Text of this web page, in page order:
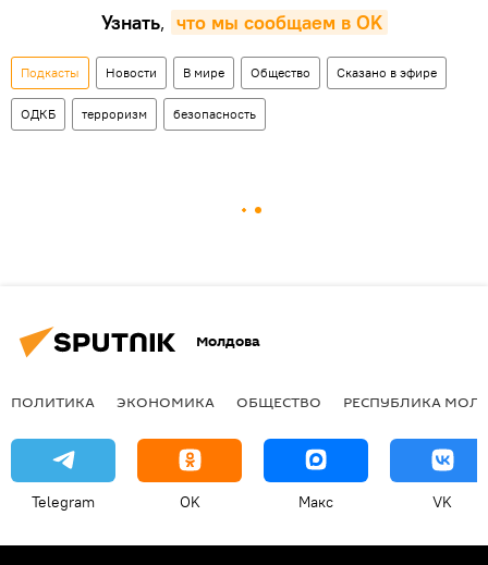
Узнать, что мы сообщаем в OK
Подкасты Новости В мире Общество Сказано в эфире
ОДКБ терроризм безопасность
Молдова
ПОЛИТИКА ЭКОНОМИКА ОБЩЕСТВО РЕСПУБЛИКА
Telegram OK Макс VK